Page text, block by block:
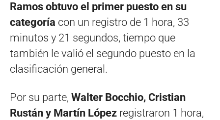
Ramos obtuvo el primer puesto en su
categoría con un registro de 1 hora, 33
minutos y 21 segundos, tiempo que
también le valió el segundo puesto en la
clasificación general.
Por su parte, Walter Bocchio, Cristian
Rustán y Martín López registraron 1 hora,